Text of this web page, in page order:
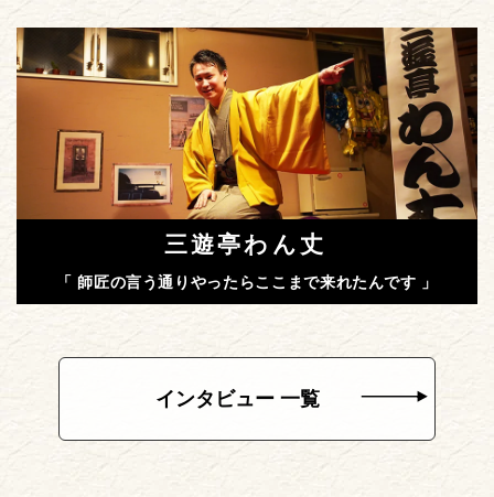
三遊亭わん丈
「 師匠の言う通りやったらここまで来れたんです 」
インタビュー 一覧